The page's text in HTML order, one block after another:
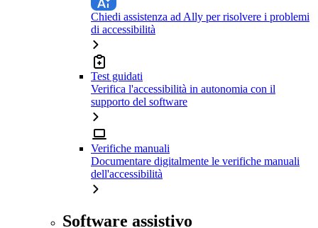
Chiedi assistenza ad Ally per risolvere i problemi
di accessibilità
Test guidati
Verifica l'accessibilità in autonomia con il
supporto del software
Verifiche manuali
Documentare digitalmente le verifiche manuali
dell'accessibilità
Software assistivo